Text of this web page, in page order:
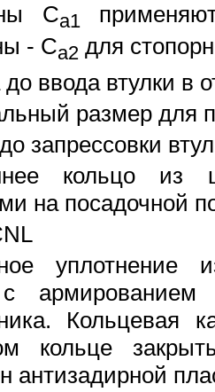
Ca1
- Ca2 для
ввода втулки в
размер для
запрессовки
кольцо из
на посадочной
уплотнение
Кольцевая
кольце
антизадирной